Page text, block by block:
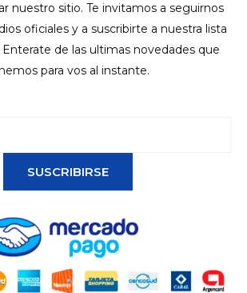
nuestro sitio. Te invitamos a seguirnos
oficiales y a suscribirte a nuestra lista
de las ultimas novedades que
para vos al instante.
SUSCRIBIRSE